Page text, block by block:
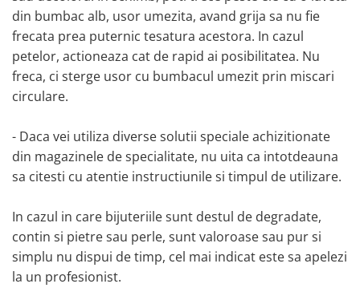
din bumbac alb, usor umezita, avand grija sa nu fie
frecata prea puternic tesatura acestora. In cazul
petelor, actioneaza cat de rapid ai posibilitatea. Nu
freca, ci sterge usor cu bumbacul umezit prin miscari
circulare.
- Daca vei utiliza diverse solutii speciale achizitionate
din magazinele de specialitate, nu uita ca intotdeauna
sa citesti cu atentie instructiunile si timpul de utilizare.
In cazul in care bijuteriile sunt destul de degradate,
contin si pietre sau perle, sunt valoroase sau pur si
simplu nu dispui de timp, cel mai indicat este sa apelezi
la un profesionist.